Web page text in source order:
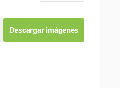
Descargar imágenes